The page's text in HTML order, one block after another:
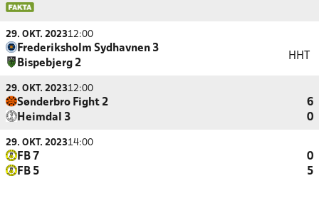
29. OKT. 202312:00
Frederiksholm Sydhavnen 3
Bispebjerg 2
HHT
29. OKT. 202312:00
Sønderbro Fight 2
6
Heimdal 3
0
29. OKT. 202314:00
FB 7
0
FB 5
5